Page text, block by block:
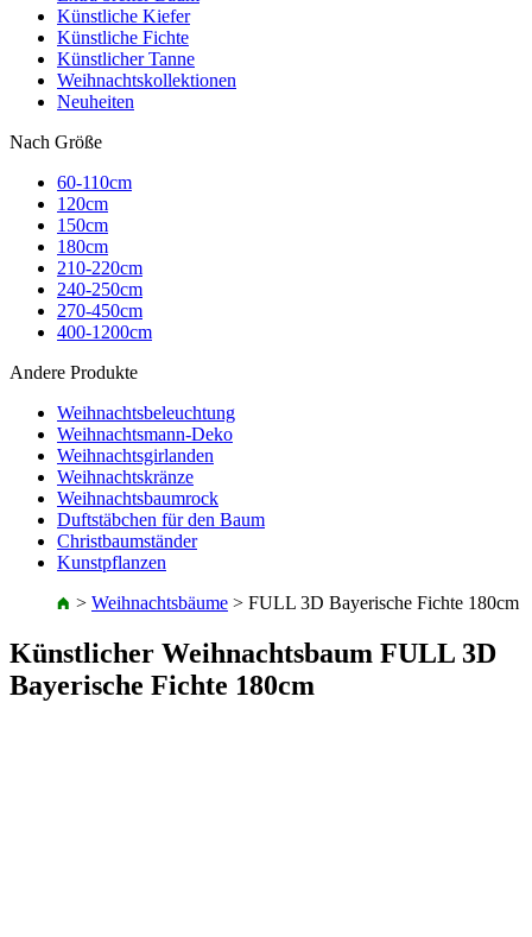
Künstliche Kiefer
Künstliche Fichte
Künstlicher Tanne
Weihnachtskollektionen
Neuheiten
Nach Größe
60-110cm
120cm
150cm
180cm
210-220cm
240-250cm
270-450cm
400-1200cm
Andere Produkte
Weihnachtsbeleuchtung
Weihnachtsmann-Deko
Weihnachtsgirlanden
Weihnachtskränze
Weihnachtsbaumrock
Duftstäbchen für den Baum
Christbaumständer
Kunstpflanzen
> Weihnachtsbäume > FULL 3D Bayerische Fichte 180cm
Künstlicher Weihnachtsbaum FULL 3D
Bayerische Fichte 180cm